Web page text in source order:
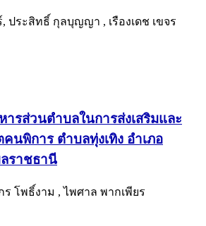
ประสิทธิ์ กุลบุญญา , เรืองเดช เขจร
รส่วนตำบลในการส่งเสริมและ
พิการ ตำบลทุ่งเทิง อำเภอ
ราชธานี
โพธิ์งาม , ไพศาล พากเพียร